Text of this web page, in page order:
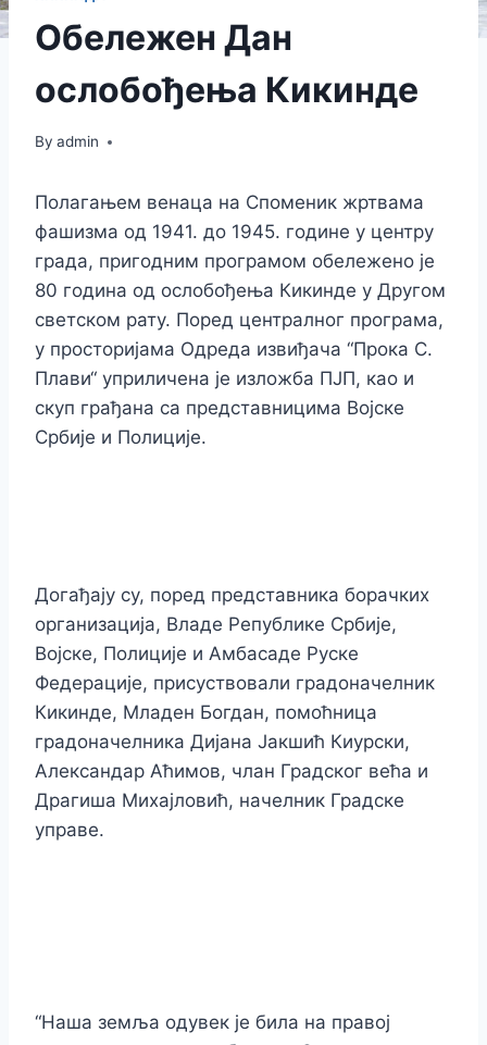
Обележен Дан
ослобођења Кикинде
By admin
Полагањем венаца на Споменик жртвама
фашизма од 1941. до 1945. године у центру
града, пригодним програмом обележено је
80 година од ослобођења Кикинде у Другом
светском рату. Поред централног програма,
у просторијама Одреда извиђача “Прока С.
Плави“ уприличена је изложба ПЈП, као и
скуп грађана са представницима Војске
Србије и Полиције.
Догађају су, поред представника борачких
организација, Владе Републике Србије,
Војске, Полиције и Амбасаде Руске
Федерације, присуствовали градоначелник
Кикинде, Младен Богдан, помоћница
градоначелника Дијана Јакшић Киурски,
Александар Аћимов, члан Градског већа и
Драгиша Михајловић, начелник Градске
управе.
“Наша земља одувек је била на правој